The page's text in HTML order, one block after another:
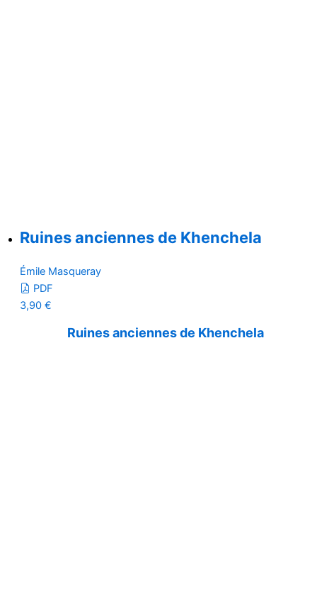
Ruines anciennes de Khenchela
Émile Masqueray
PDF
3,90 €
Ruines anciennes de Khenchela